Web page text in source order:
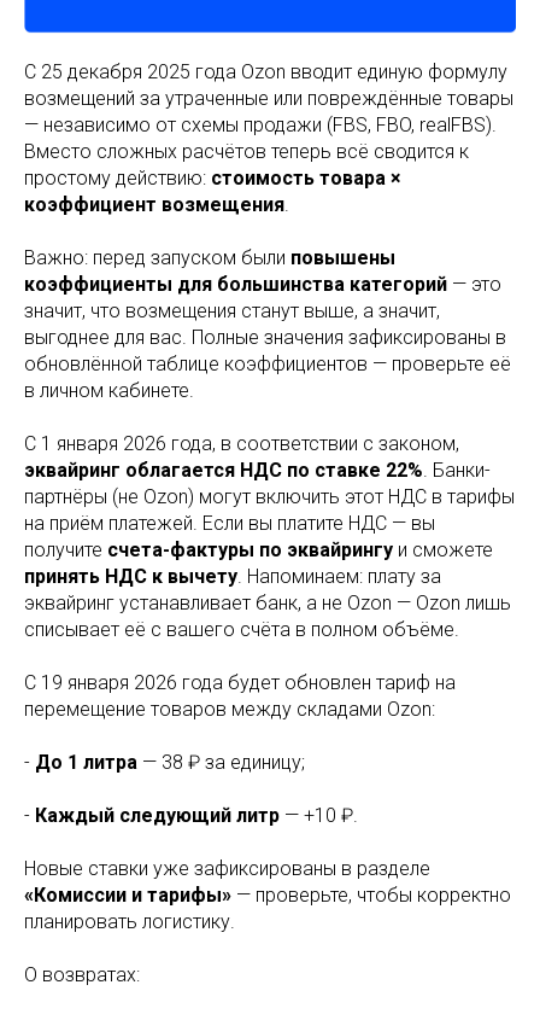
С 25 декабря 2025 года Ozon вводит единую формулу
возмещений за утраченные или повреждённые товары
— независимо от схемы продажи (FBS, FBO, realFBS).
Вместо сложных расчётов теперь всё сводится к
простому действию: стоимость товара ×
коэффициент возмещения
Важно: перед запуском были повышены
коэффициенты для большинства категорий — это
значит, что возмещения станут выше, а значит,
выгоднее для вас. Полные значения зафиксированы в
обновлённой таблице коэффициентов — проверьте её
в личном кабинете.
С 1 января 2026 года, в соответствии с законом,
эквайринг облагается НДС по ставке 22% . Банки-
партнёры (не Ozon) могут включить этот НДС в тарифы
на приём платежей. Если вы платите НДС — вы
получите счета-фактуры по эквайрингу и сможете
принять НДС к вычету . Напоминаем: плату за
эквайринг устанавливает банк, а не Ozon — Ozon лишь
списывает её с вашего счёта в полном объёме.
С 19 января 2026 года будет обновлен тариф на
перемещение товаров между складами Ozon:
- До 1 литра — 38 ₽ за единицу;
- Каждый следующий литр — +10 ₽.
Новые ставки уже зафиксированы в разделе
«Комиссии и тарифы» — проверьте, чтобы корректно
планировать логистику.
О возвратах: